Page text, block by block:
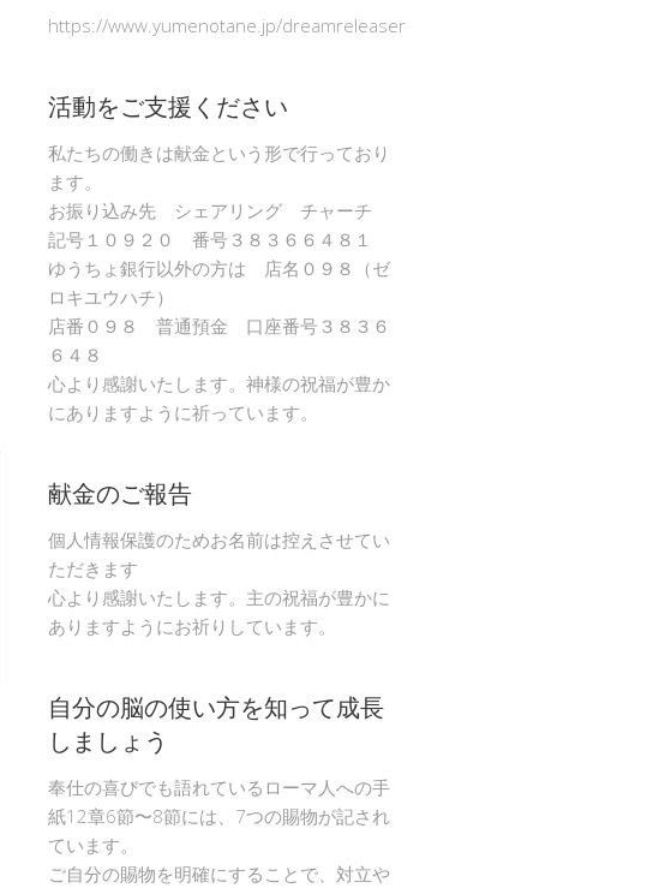
https://www.yumenotane.jp/dreamreleaser
活動をご支援ください
私たちの働きは献金という形で行っており
ます。
お振り込み先 シェアリング チャーチ
記号１０９２０ 番号３８３６６４８１
ゆうちょ銀行以外の方は 店名０９８（ゼ
ロキユウハチ）
店番０９８ 普通預金 口座番号３８３６
６４８
心より感謝いたします。神様の祝福が豊か
にありますように祈っています。
献金のご報告
個人情報保護のためお名前は控えさせてい
ただきます
心より感謝いたします。主の祝福が豊かに
ありますようにお祈りしています。
自分の脳の使い方を知って成長
しましょう
奉仕の喜びでも語れているローマ人への手
紙12章6節〜8節には、7つの賜物が記され
ています。
ご自分の賜物を明確にすることで、対立や